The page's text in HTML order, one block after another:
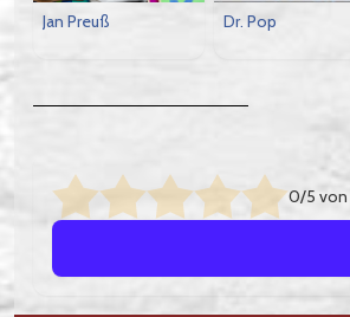
Jan Preuß Dr. Pop
0/5 von